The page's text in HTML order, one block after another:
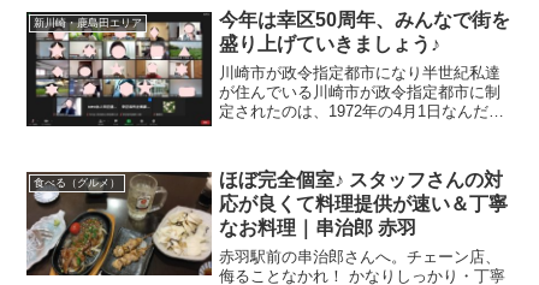
侮ることなかれ！ かなりしっかり・丁寧
につくられたお料理。スタッフさんはし
っかり教育されていてとても感じが良く
て、素敵な時間となりました。初めて下
りた所用で赤羽で待ち合わせ。川崎市幸
区在住の私からしますと...
新川崎・鹿島田エリア
アレもコレも280円、しかも美味
い！｜鳥貴族 鹿島田店
と飲みたい、できれば経費は安く抑えた
い．．．そんなときに我が家がよく利用
す居酒屋さん、それは．．．トリキこと
鳥貴族さん。鹿島田の駅前にできたとき
は、最高に嬉しかったなー。ということ
で、またまた言っちゃいま...
周辺情報
怪しいけど、行く価値あるタイ料
理｜ムーハウ